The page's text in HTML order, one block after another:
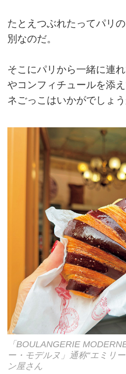
たとえつぶれたってパリ
別なのだ。
そこにパリから一緒に連
やコンフィチュールを添
ネごっこはいかがでしょう
「BOULANGERIE
ー・モデルヌ」通称“エミリ
ン屋さん